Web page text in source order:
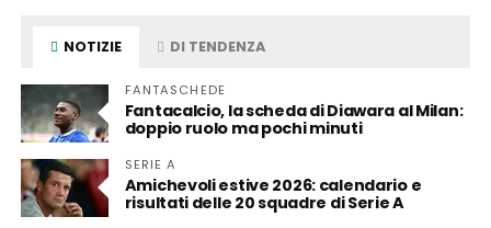
NOTIZIE DI TENDENZA
FANTASCHEDE
Fantacalcio, la scheda di Diawara al Milan:
doppio ruolo ma pochi minuti
SERIE A
Amichevoli estive 2026: calendario e
risultati delle 20 squadre di Serie A